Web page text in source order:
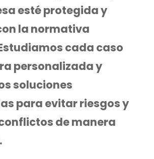
esté protegida y
la normativa
cada caso
personalizada y
soluciones
para evitar riesgos y
de manera